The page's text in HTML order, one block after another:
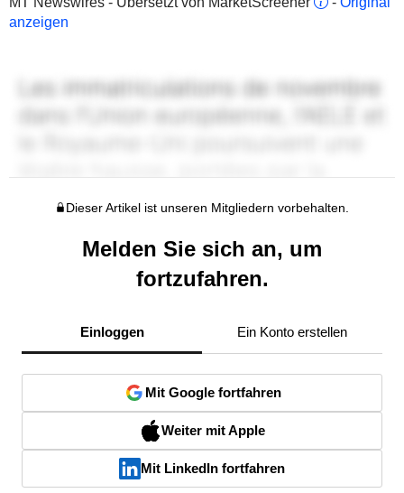
anzeigen
Dieser Artikel ist unseren Mitgliedern vorbehalten.
Melden Sie sich an, um
fortzufahren.
Einloggen Ein Konto erstellen
Mit Google fortfahren
Weiter mit Apple
Mit LinkedIn fortfahren